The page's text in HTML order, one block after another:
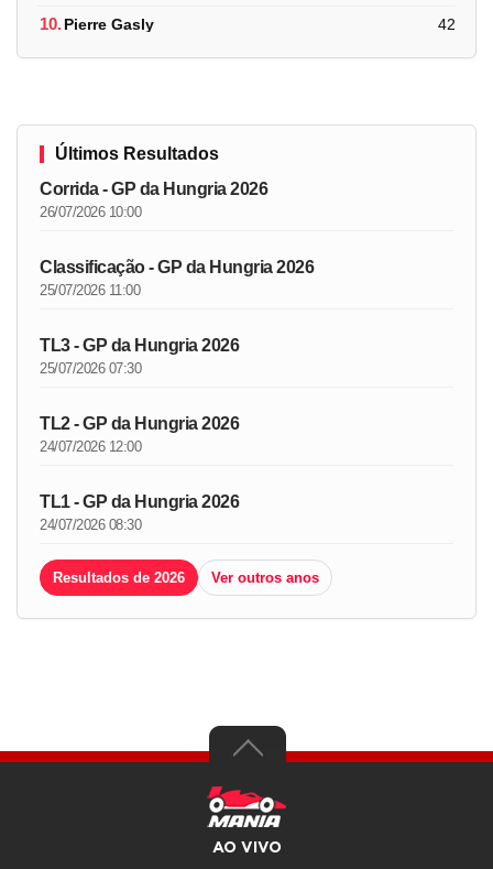
10.Pierre Gasly 42
Últimos Resultados
Corrida - GP da Hungria 2026
26/07/2026 10:00
Classificação - GP da Hungria 2026
25/07/2026 11:00
TL3 - GP da Hungria 2026
25/07/2026 07:30
TL2 - GP da Hungria 2026
24/07/2026 12:00
TL1 - GP da Hungria 2026
24/07/2026 08:30
Resultados de 2026 Ver outros anos
AO VIVO